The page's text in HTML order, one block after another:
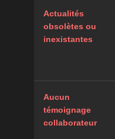
Actualités
obsolètes ou
inexistantes
Aucun
témoignage
collaborateur